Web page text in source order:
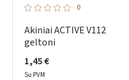
0
Akiniai ACTIVE V112
geltoni
1,45 €
Su PVM